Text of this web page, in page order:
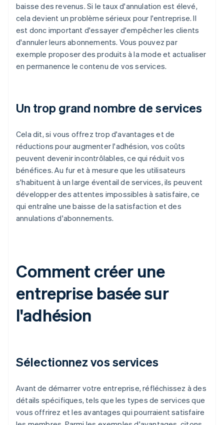
baisse des revenus. Si le taux d'annulation est élevé,
cela devient un problème sérieux pour l'entreprise. Il
est donc important d'essayer d'empêcher les clients
d'annuler leurs abonnements. Vous pouvez par
exemple proposer des produits à la mode et actualiser
en permanence le contenu de vos services.
Un trop grand nombre de services
Cela dit, si vous offrez trop d'avantages et de
réductions pour augmenter l'adhésion, vos coûts
peuvent devenir incontrôlables, ce qui réduit vos
bénéfices. Au fur et à mesure que les utilisateurs
s'habituent à un large éventail de services, ils peuvent
développer des attentes impossibles à satisfaire, ce
qui entraîne une baisse de la satisfaction et des
annulations d'abonnements.
Comment créer une
entreprise basée sur
l'adhésion
Sélectionnez vos services
Avant de démarrer votre entreprise, réfléchissez à des
détails spécifiques, tels que les types de services que
vous offrirez et les avantages qui pourraient satisfaire